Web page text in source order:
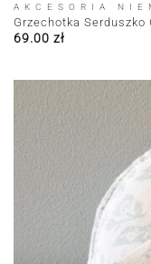
AKCESORIA
Grzechotka Serduszko
69.00 zł